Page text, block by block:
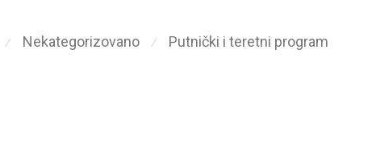
⁄ Nekategorizovano ⁄ Putnički i teretni program